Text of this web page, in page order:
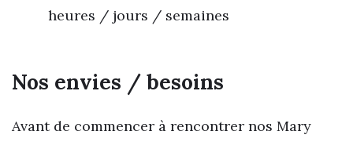
heures / jours / semaines
Nos envies / besoins
Avant de commencer à rencontrer nos Mary